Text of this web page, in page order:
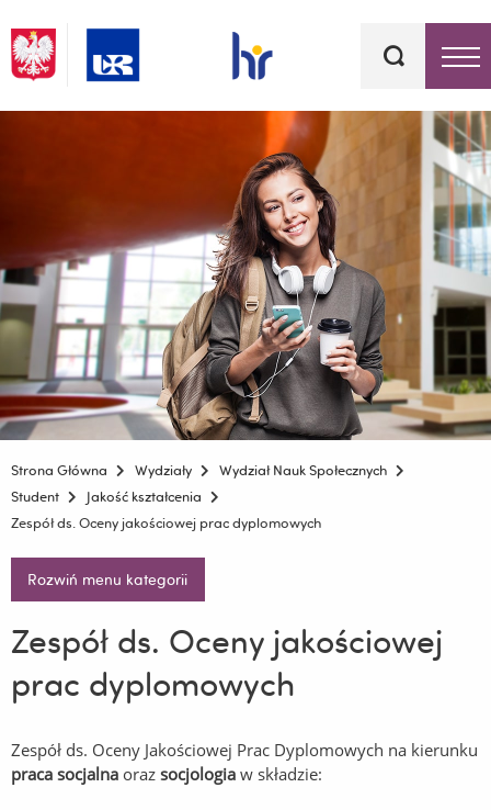
kluczowe
Strona Główna Wydziały
Wydział Nauk Społecznych
Student
Jakość kształcenia
Zespół ds. Oceny jakościowej prac dyplomowych
Rozwiń menu kategorii
Zespół ds. Oceny jakościowej
prac dyplomowych
Zespół ds. Oceny Jakościowej Prac Dyplomowych na kierunku
praca socjalna oraz socjologia w składzie: